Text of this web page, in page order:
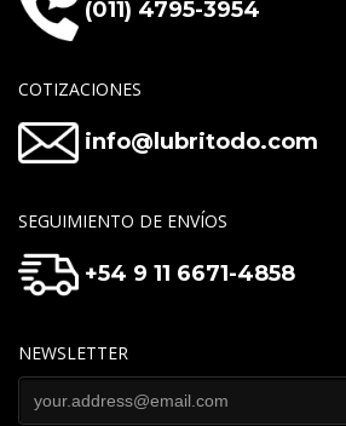
(011) 4795-3954
COTIZACIONES
info@lubritodo.com
SEGUIMIENTO DE ENVÍOS
+54 9 11 6671-4858
NEWSLETTER